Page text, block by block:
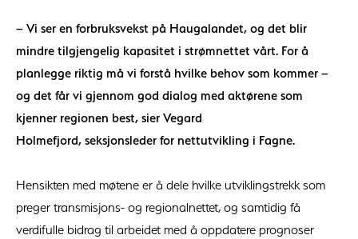
– Vi ser en forbruksvekst på Haugalandet, og det blir
mindre tilgjengelig kapasitet i strømnettet vårt. For å
planlegge riktig må vi forstå hvilke behov som kommer –
og det får vi gjennom god dialog med aktørene som
kjenner regionen best, sier Vegard
Holmefjord, seksjonsleder for nettutvikling i Fagne.
Hensikten med møtene er å dele hvilke utviklingstrekk som
preger transmisjons- og regionalnettet, og samtidig få
verdifulle bidrag til arbeidet med å oppdatere prognoser